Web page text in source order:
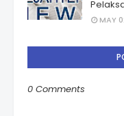
MAY
0 Comments